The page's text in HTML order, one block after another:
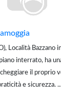
Località Bazzano
interrato, ha
il proprio
e sicurezza.